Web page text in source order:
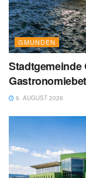
GMUNDEN
Stadtgemeinde
6. AUGUST 2026